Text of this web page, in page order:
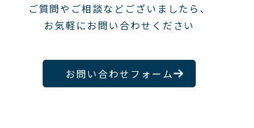
ご質問やご相談などございましたら、
お気軽にお問い合わせください
お問い合わせフォーム